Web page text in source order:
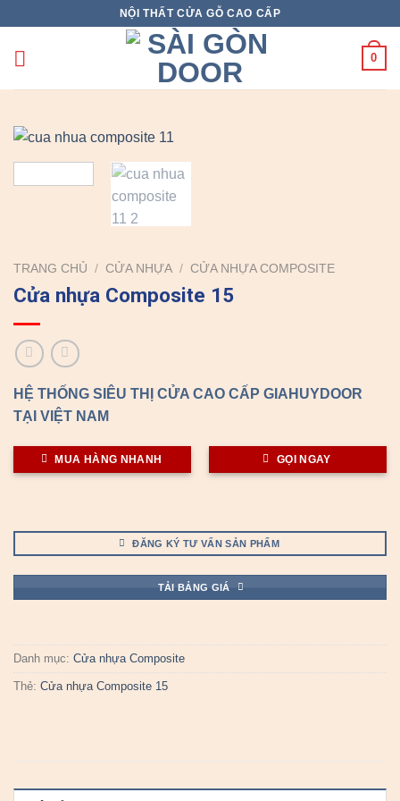
content
NỘI THẤT CỬA GỖ CAO CẤP
0
TRANG CHỦ / CỬA NHỰA / CỬA NHỰA COMPOSITE
Cửa nhựa Composite 15
HỆ THỐNG SIÊU THỊ CỬA CAO CẤP GIAHUYDOOR
TẠI VIỆT NAM
MUA HÀNG NHANH GỌI NGAY
ĐĂNG KÝ TƯ VẤN SẢN PHẨM
TẢI BẢNG GIÁ
Danh mục: Cửa nhựa Composite
Thẻ: Cửa nhựa Composite 15